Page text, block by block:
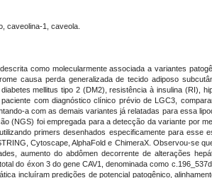
caveolina-1, caveola.
como molecularmente associada a variantes
causa perda generalizada de tecido adiposo
mellitus tipo 2 (DM2), resistência à insulina (RI),
com diagnóstico clínico prévio de LGC3,
a com as demais variantes já relatadas para essa
(NGS) foi empregada para a detecção da variante por
primers desenhados especificamente para esse
Cytoscape, AlphaFold e ChimeraX. Observou-se
aumento do abdômen decorrente de alterações
do éxon 3 do gene CAV1, denominada como
incluíram predições de potencial patogênico,